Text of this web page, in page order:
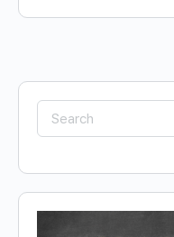
Search
for: